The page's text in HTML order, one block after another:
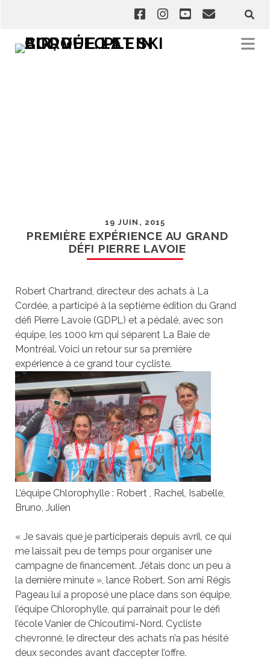
19 JUIN, 2015
PREMIÈRE EXPÉRIENCE AU GRAND
DÉFI PIERRE LAVOIE
Robert Chartrand, directeur des achats à La
Cordée, a participé à la septième édition du Grand
défi Pierre Lavoie (GDPL) et a pédalé, avec son
équipe, les 1000 km qui séparent La Baie de
Montréal. Voici un retour sur sa première
expérience à ce grand tour cycliste.
L’équipe Chlorophylle : Robert , Rachel, Isabelle,
Bruno, Julien
« Je savais que je participerais depuis avril, ce qui
me laissait peu de temps pour organiser une
campagne de financement. J’étais donc un peu à
la dernière minute », lance Robert. Son ami Régis
Pageau lui a proposé une place dans son équipe,
l’équipe Chlorophylle, qui parrainait pour le défi
l’école Vanier de Chicoutimi-Nord. Cycliste
chevronné, le directeur des achats n’a pas hésité
deux secondes avant d’accepter l’offre.